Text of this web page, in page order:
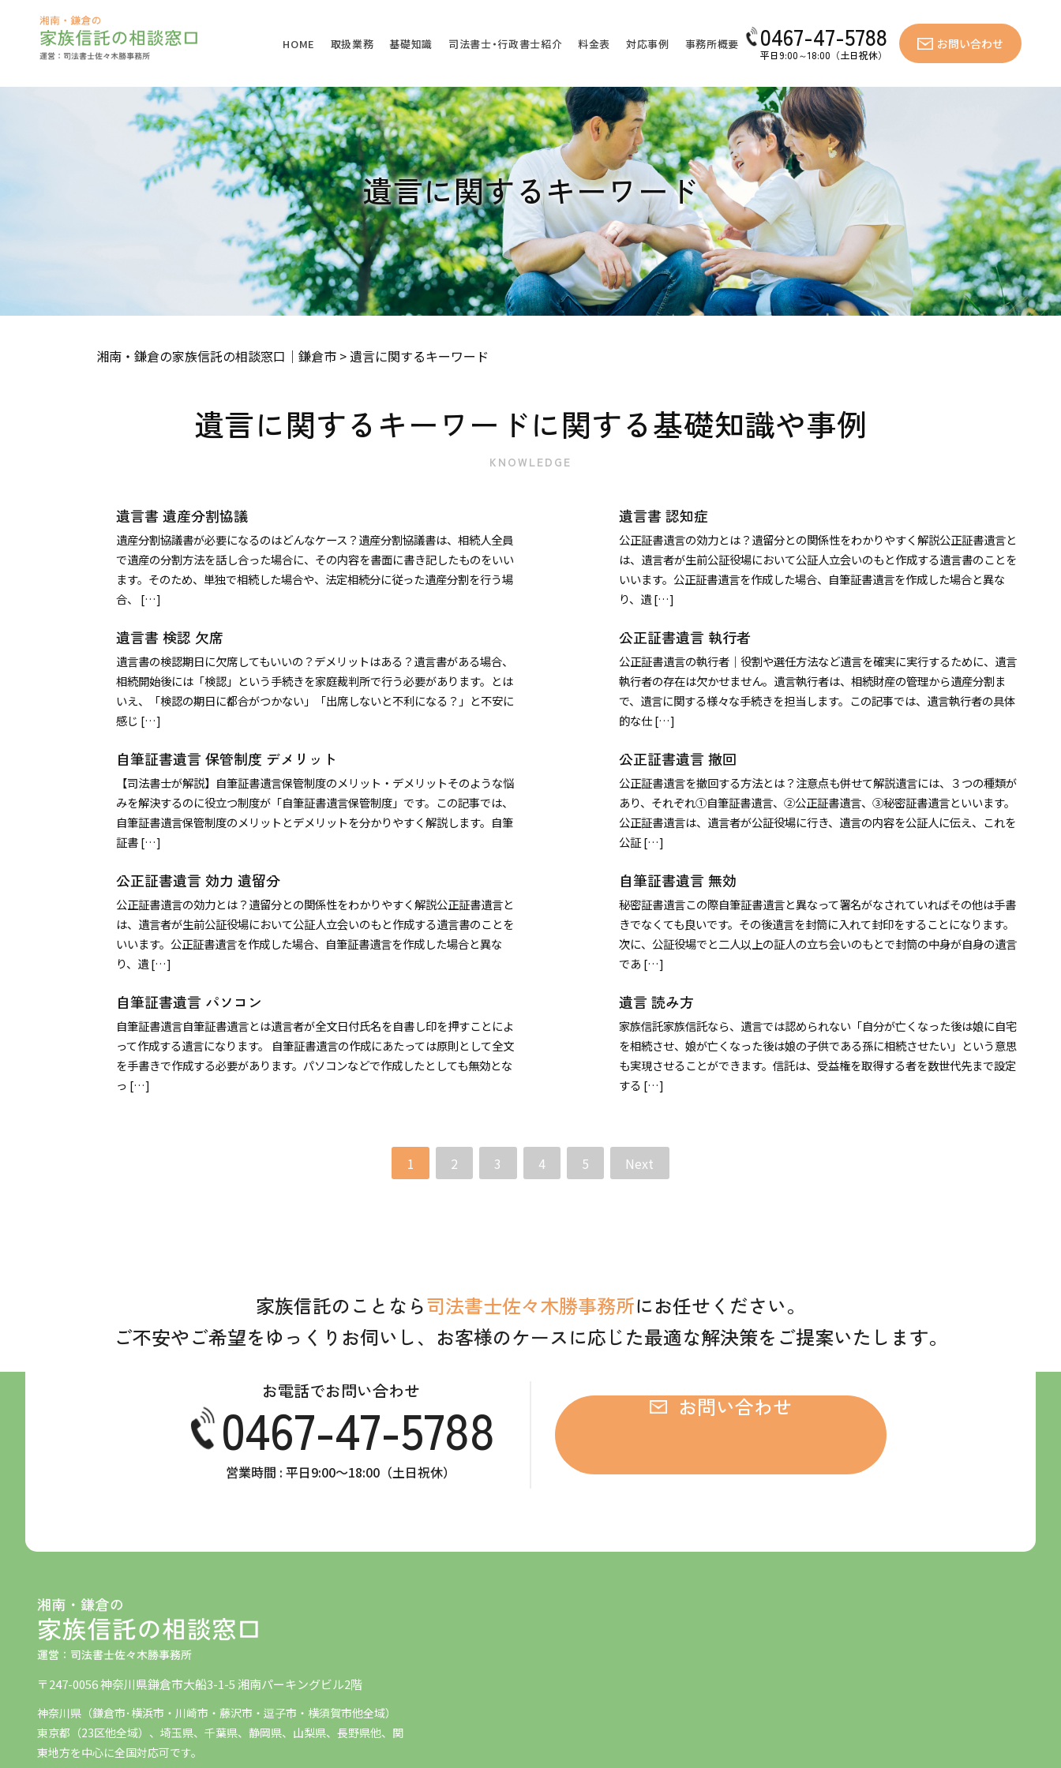
0467-47-5788
平日9:00～18:00（土日祝休）
お問い合わせ
HOME 取扱業務 基礎知識 司法書士・行政書士紹介 料金表 対応事例 事務所概要
遺言に関するキーワード
湘南・鎌倉の家族信託の相談窓口｜鎌倉市 >遺言に関するキーワード
遺言に関するキーワードに関する基礎知識や事例
KNOWLEDGE
遺言書 遺産分割協議
遺産分割協議書が必要になるのはどんなケース？遺産分割協議書は、相続人全員
で遺産の分割方法を話し合った場合に、その内容を書面に書き記したものをいい
ます。そのため、単独で相続した場合や、法定相続分に従った遺産分割を行う場
合、 […]
遺言書 認知症
公正証書遺言の効力とは？遺留分との関係性をわかりやすく解説公正証書遺言と
は、遺言者が生前公証役場において公証人立会いのもと作成する遺言書のことを
いいます。公正証書遺言を作成した場合、自筆証書遺言を作成した場合と異な
り、遺 […]
遺言書 検認 欠席
遺言書の検認期日に欠席してもいいの？デメリットはある？遺言書がある場合、
相続開始後には「検認」という手続きを家庭裁判所で行う必要があります。とは
いえ、「検認の期日に都合がつかない」「出席しないと不利になる？」と不安に
感じ […]
公正証書遺言 執行者
公正証書遺言の執行者｜役割や選任方法など遺言を確実に実行するために、遺言
執行者の存在は欠かせません。遺言執行者は、相続財産の管理から遺産分割ま
で、遺言に関する様々な手続きを担当します。この記事では、遺言執行者の具体
的な仕 […]
自筆証書遺言 保管制度 デメリット
【司法書士が解説】自筆証書遺言保管制度のメリット・デメリットそのような悩
みを解決するのに役立つ制度が「自筆証書遺言保管制度」です。この記事では、
自筆証書遺言保管制度のメリットとデメリットを分かりやすく解説します。自筆
証書 […]
公正証書遺言 撤回
公正証書遺言を撤回する方法とは？注意点も併せて解説遺言には、３つの種類が
あり、それぞれ①自筆証書遺言、②公正証書遺言、③秘密証書遺言といいます。
公正証書遺言は、遺言者が公証役場に行き、遺言の内容を公証人に伝え、これを
公証 […]
公正証書遺言 効力 遺留分
公正証書遺言の効力とは？遺留分との関係性をわかりやすく解説公正証書遺言と
は、遺言者が生前公証役場において公証人立会いのもと作成する遺言書のことを
いいます。公正証書遺言を作成した場合、自筆証書遺言を作成した場合と異な
り、遺 […]
自筆証書遺言 無効
秘密証書遺言この際自筆証書遺言と異なって署名がなされていればその他は手書
きでなくても良いです。その後遺言を封筒に入れて封印をすることになります。
次に、公証役場でと二人以上の証人の立ち会いのもとで封筒の中身が自身の遺言
であ […]
自筆証書遺言 パソコン
自筆証書遺言自筆証書遺言とは遺言者が全文日付氏名を自書し印を押すことによ
って作成する遺言になります。 自筆証書遺言の作成にあたっては原則として全文
を手書きで作成する必要があります。パソコンなどで作成したとしても無効とな
っ […]
遺言 読み方
家族信託家族信託なら、遺言では認められない「自分が亡くなった後は娘に自宅
を相続させ、娘が亡くなった後は娘の子供である孫に相続させたい」という意思
も実現させることができます。信託は、受益権を取得する者を数世代先まで設定
する […]
1 2 3 4 5 Next
家族信託のことなら司法書士佐々木勝事務所にお任せください。
ご不安やご希望をゆっくりお伺いし、お客様のケースに応じた最適な解決策をご提案いたします。
お電話でお問い合わせ
0467-47-5788
営業時間 : 平日9:00～18:00（土日祝休）
お問い合わせ
〒247-0056神奈川県鎌倉市大船3-1-5 湘南パーキングビル2階
神奈川県（鎌倉市･横浜市・川崎市・藤沢市・逗子市・横須賀市他全域）
東京都（23区他全域）、埼玉県、千葉県、静岡県、山梨県、長野県他、関
東地方を中心に全国対応可です。